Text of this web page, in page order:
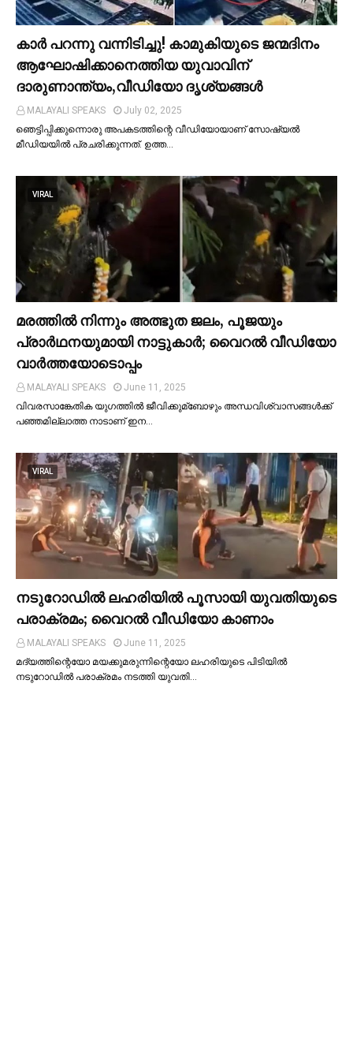
കാര്‍ പറന്നു വന്നിടിച്ചു! കാമുകിയുടെ ജന്മദിനം
ആഘോഷിക്കാനെത്തിയ യുവാവിന്
ദാരുണാന്ത്യം,വീഡിയോ ദൃശ്യങ്ങൾ
MALAYALI SPEAKS
July 02, 2025
ഞെട്ടിപ്പിക്കുന്നൊരു അപകടത്തിന്റെ വീഡിയോയാണ് സോഷ്യല്‍
മീഡിയയില്‍ പ്രചരിക്കുന്നത്. ഉത്ത…
VIRAL
മരത്തില്‍ നിന്നും അത്ഭുത ജലം, പൂജയും
പ്രാര്‍ഥനയുമായി നാട്ടുകാര്‍; വൈറൽ വീഡിയോ
വാർത്തയോടൊപ്പം
MALAYALI SPEAKS
June 11, 2025
വിവരസാങ്കേതിക യുഗത്തില്‍ ജീവിക്കുമ്ബോഴും അന്ധവിശ്വാസങ്ങള്‍ക്ക്
പഞ്ഞമില്ലാത്ത നാടാണ് ഇന…
VIRAL
നടുറോഡില്‍ ലഹരിയില്‍ പൂസായി യുവതിയുടെ
പരാക്രമം; വൈറൽ വീഡിയോ കാണാം
MALAYALI SPEAKS
June 11, 2025
മദ്യത്തിന്റെയോ മയക്കുമരുന്നിന്റെയോ ലഹരിയുടെ പിടിയില്‍
നടുറോഡില്‍ പരാക്രമം നടത്തി യുവതി…